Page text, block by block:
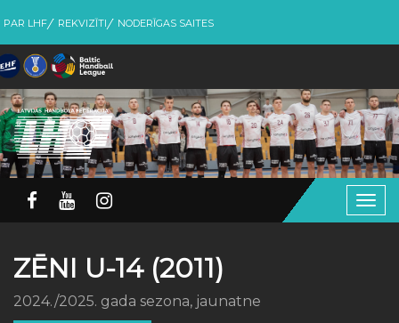
PAR LHF REKVIZĪTI NODERĪGAS SAITES
ZĒNI U-14 (2011)
2024./2025. gada sezona, jaunatne